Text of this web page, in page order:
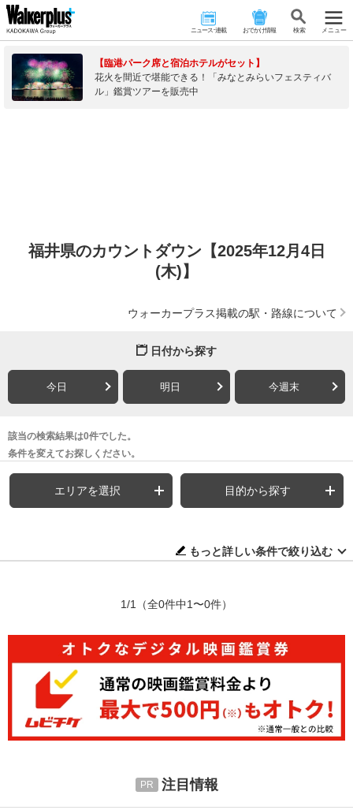
ニュース･連載 おでかけ情報 検 索 メニュー
【臨港パーク席と宿泊ホテルがセット】
花火を間近で堪能できる！「みなとみらいフェスティバ
ル」鑑賞ツアーを販売中
福井県のカウントダウン【2025年12月4日
(木)】
ウォーカープラス掲載の駅・路線について
日付から探す
今日 明日 今週末
該当の検索結果は0件でした。
条件を変えてお探しください。
エリアを選択 目的から探す
もっと詳しい条件で絞り込む
1/1 （全0件中1〜0件）
注目情報